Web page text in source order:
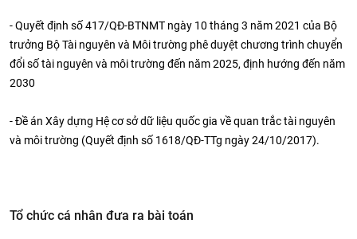
- Quyết định số 417/QĐ-BTNMT ngày 10 tháng 3 năm 2021 của Bộ
trưởng Bộ Tài nguyên và Môi trường phê duyệt chương trình chuyển
đổi số tài nguyên và môi trường đến năm 2025, định hướng đến năm
2030
- Đề án Xây dựng Hệ cơ sở dữ liệu quốc gia về quan trắc tài nguyên
và môi trường (Quyết định số 1618/QĐ-TTg ngày 24/10/2017).
Tổ chức cá nhân đưa ra bài toán